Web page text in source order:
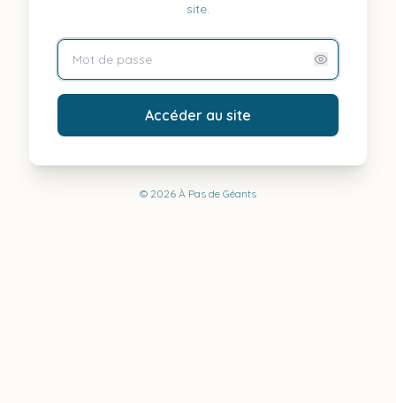
site.
Accéder au site
© 2026 À Pas de Géants